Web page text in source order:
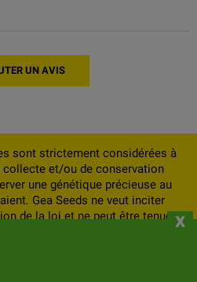
UN AVIS
sont strictement considérées à
collecte et/ou de conservation
une génétique précieuse au
Gea Seeds ne veut inciter
de la loi et ne peut être tenue x